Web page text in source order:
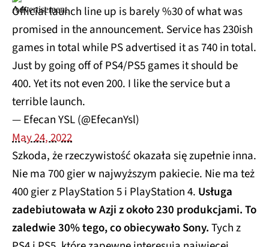
Official launch line up is barely %30 of what was
promised in the announcement. Service has 230ish
games in total while PS advertised it as 740 in total.
Just by going off of PS4/PS5 games it should be
400. Yet its not even 200. I like the service but a
terrible launch.
— Efecan YSL (@EfecanYsl)
May 24, 2022
Szkoda, że rzeczywistość okazała się zupełnie inna.
Nie ma 700 gier w najwyższym pakiecie. Nie ma też
400 gier z PlayStation 5 i PlayStation 4. Usługa
zadebiutowała w Azji z około 230 produkcjami. To
zaledwie 30% tego, co obiecywało Sony.Tych z